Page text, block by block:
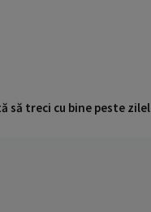
să treci cu bine peste